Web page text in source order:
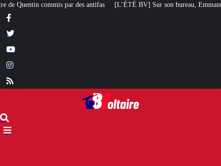
[L’ÉTÉ BV] Sur son bureau, Emmanuel Macron a posé le livre